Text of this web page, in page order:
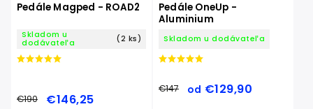
Pedále Magped - ROAD2
Skladom u
dodávateľa
(2 ks)
€190 €146,25
Pedále OneUp -
Aluminium
Skladom u dodávateľa
€147 od €129,90